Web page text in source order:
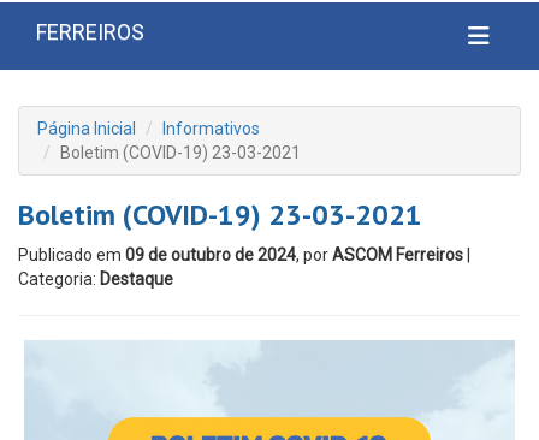
FERREIROS
Página Inicial
Informativos
Boletim (COVID-19) 23-03-2021
Boletim (COVID-19) 23-03-2021
Publicado em 09 de outubro de 2024, porASCOM Ferreiros
Categoria: Destaque